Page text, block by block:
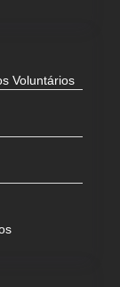
Voluntários